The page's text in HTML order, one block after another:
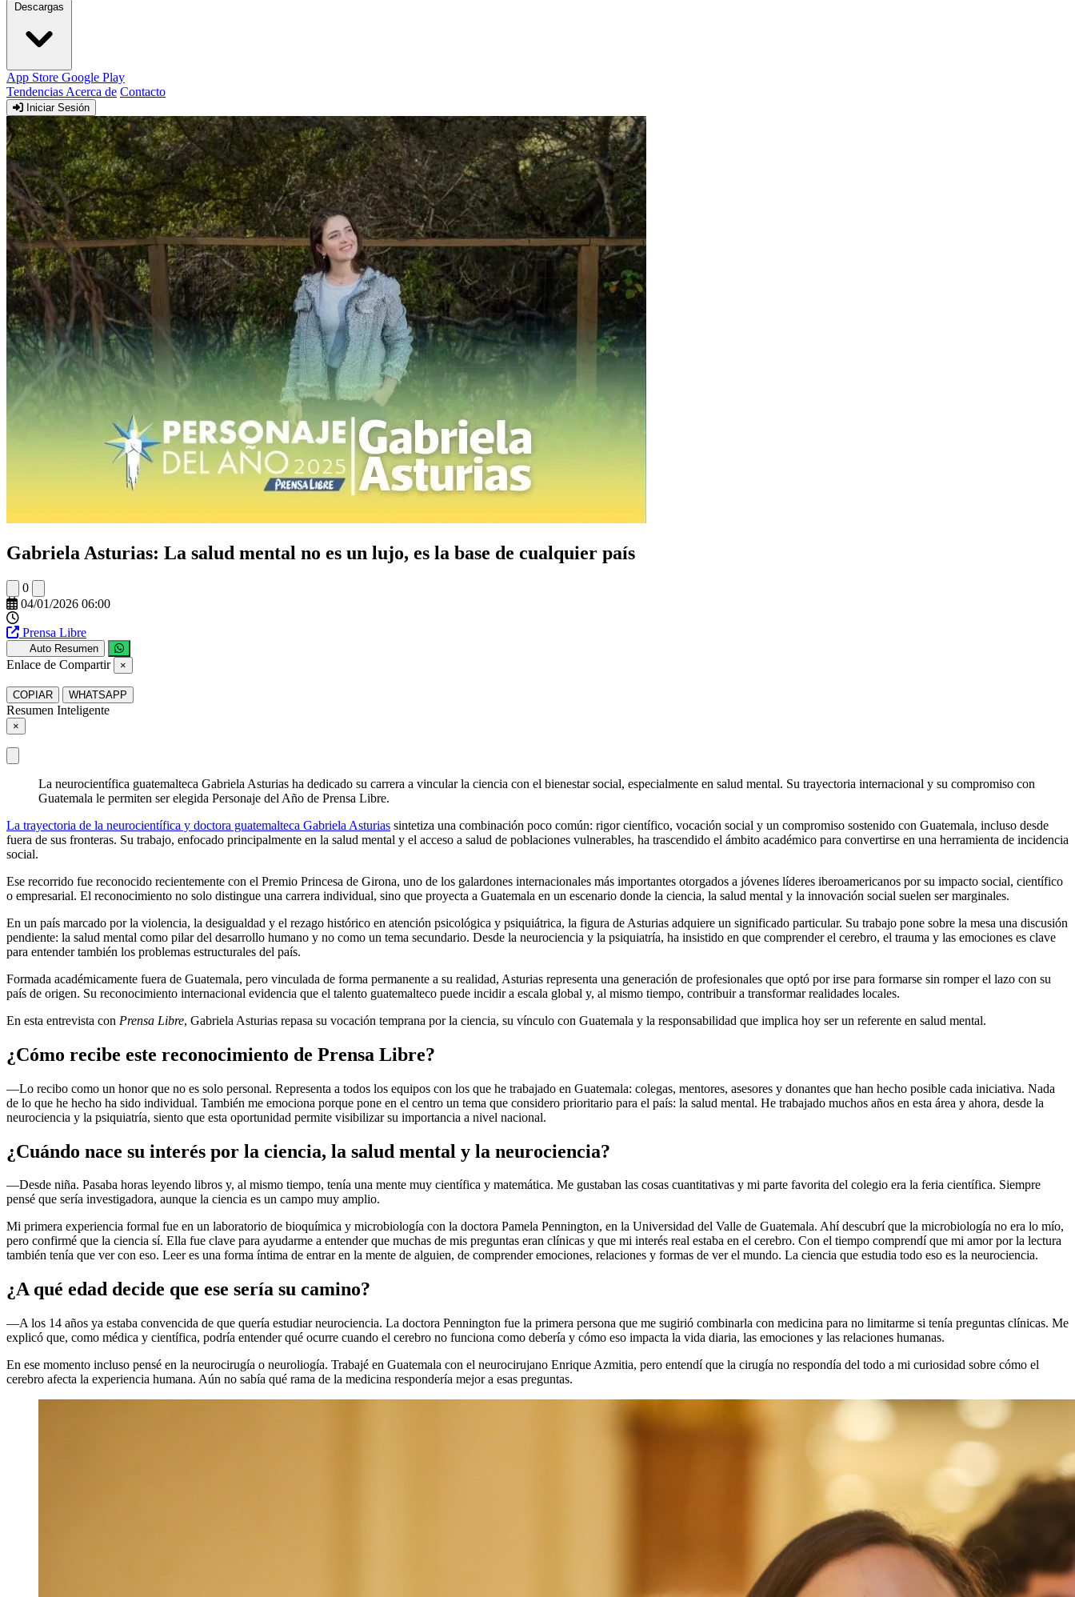
Descargas
App Store Google Play
Tendencias Acerca de Contacto
Iniciar Sesión
Gabriela Asturias: La salud mental no es un lujo, es la base de cualquier país
0
04/01/2026 06:00
Prensa Libre
Auto Resumen
Enlace de Compartir ×
COPIAR WHATSAPP
Resumen Inteligente
×
La neurocientífica guatemalteca Gabriela Asturias ha dedicado su carrera a vincular la ciencia con el bienestar social, especialmente en salud mental. Su trayectoria internacional y su compromiso con
Guatemala le permiten ser elegida Personaje del Año de Prensa Libre.
La trayectoria de la neurocientífica y doctora guatemalteca Gabriela Asturias sintetiza una combinación poco común: rigor científico, vocación social y un compromiso sostenido con Guatemala, incluso desde
fuera de sus fronteras. Su trabajo, enfocado principalmente en la salud mental y el acceso a salud de poblaciones vulnerables, ha trascendido el ámbito académico para convertirse en una herramienta de incidencia
social.
Ese recorrido fue reconocido recientemente con el Premio Princesa de Girona, uno de los galardones internacionales más importantes otorgados a jóvenes líderes iberoamericanos por su impacto social, científico
o empresarial. El reconocimiento no solo distingue una carrera individual, sino que proyecta a Guatemala en un escenario donde la ciencia, la salud mental y la innovación social suelen ser marginales.
En un país marcado por la violencia, la desigualdad y el rezago histórico en atención psicológica y psiquiátrica, la figura de Asturias adquiere un significado particular. Su trabajo pone sobre la mesa una discusión
pendiente: la salud mental como pilar del desarrollo humano y no como un tema secundario. Desde la neurociencia y la psiquiatría, ha insistido en que comprender el cerebro, el trauma y las emociones es clave
para entender también los problemas estructurales del país.
Formada académicamente fuera de Guatemala, pero vinculada de forma permanente a su realidad, Asturias representa una generación de profesionales que optó por irse para formarse sin romper el lazo con su
país de origen. Su reconocimiento internacional evidencia que el talento guatemalteco puede incidir a escala global y, al mismo tiempo, contribuir a transformar realidades locales.
En esta entrevista con Prensa Libre, Gabriela Asturias repasa su vocación temprana por la ciencia, su vínculo con Guatemala y la responsabilidad que implica hoy ser un referente en salud mental.
¿Cómo recibe este reconocimiento de Prensa Libre?
—Lo recibo como un honor que no es solo personal. Representa a todos los equipos con los que he trabajado en Guatemala: colegas, mentores, asesores y donantes que han hecho posible cada iniciativa. Nada
de lo que he hecho ha sido individual. También me emociona porque pone en el centro un tema que considero prioritario para el país: la salud mental. He trabajado muchos años en esta área y ahora, desde la
neurociencia y la psiquiatría, siento que esta oportunidad permite visibilizar su importancia a nivel nacional.
¿Cuándo nace su interés por la ciencia, la salud mental y la neurociencia?
—Desde niña. Pasaba horas leyendo libros y, al mismo tiempo, tenía una mente muy científica y matemática. Me gustaban las cosas cuantitativas y mi parte favorita del colegio era la feria científica. Siempre
pensé que sería investigadora, aunque la ciencia es un campo muy amplio.
Mi primera experiencia formal fue en un laboratorio de bioquímica y microbiología con la doctora Pamela Pennington, en la Universidad del Valle de Guatemala. Ahí descubrí que la microbiología no era lo mío,
pero confirmé que la ciencia sí. Ella fue clave para ayudarme a entender que muchas de mis preguntas eran clínicas y que mi interés real estaba en el cerebro. Con el tiempo comprendí que mi amor por la lectura
también tenía que ver con eso. Leer es una forma íntima de entrar en la mente de alguien, de comprender emociones, relaciones y formas de ver el mundo. La ciencia que estudia todo eso es la neurociencia.
¿A qué edad decide que ese sería su camino?
—A los 14 años ya estaba convencida de que quería estudiar neurociencia. La doctora Pennington fue la primera persona que me sugirió combinarla con medicina para no limitarme si tenía preguntas clínicas. Me
explicó que, como médica y científica, podría entender qué ocurre cuando el cerebro no funciona como debería y cómo eso impacta la vida diaria, las emociones y las relaciones humanas.
En ese momento incluso pensé en la neurocirugía o neuroliogía. Trabajé en Guatemala con el neurocirujano Enrique Azmitia, pero entendí que la cirugía no respondía del todo a mi curiosidad sobre cómo el
cerebro afecta la experiencia humana. Aún no sabía qué rama de la medicina respondería mejor a esas preguntas.